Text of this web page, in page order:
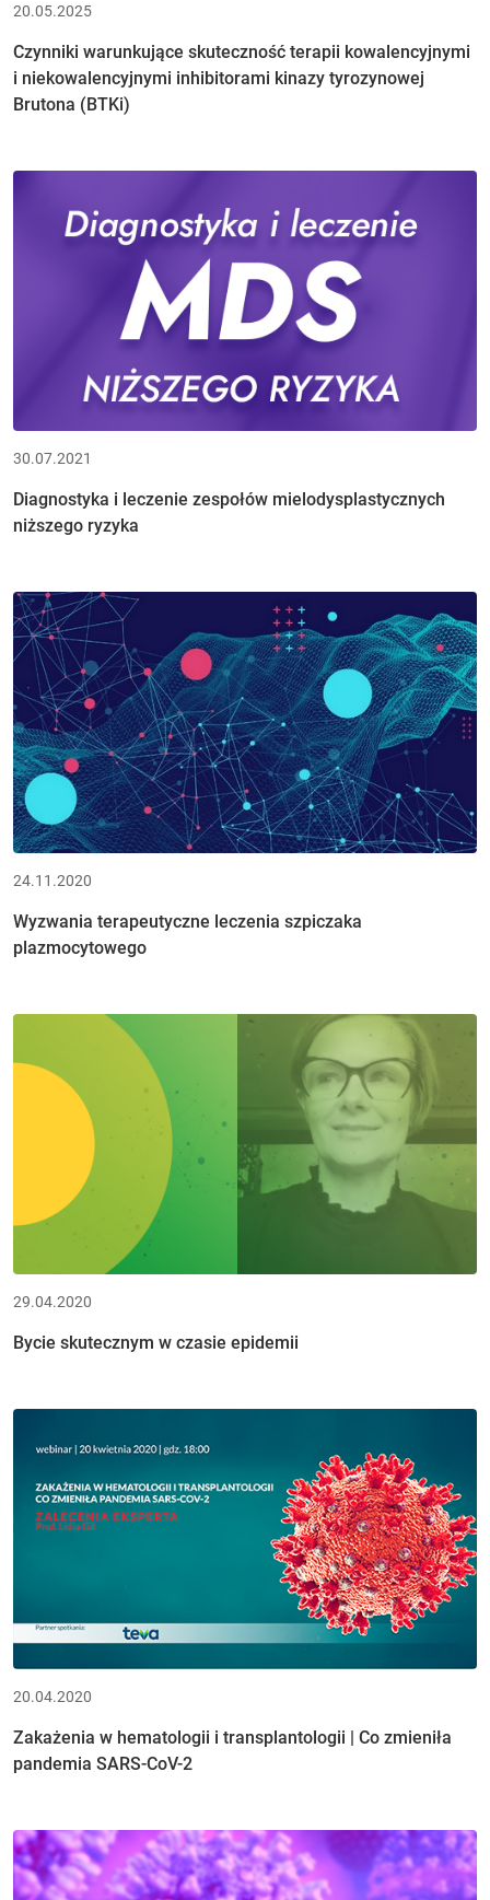
20.05.2025
Czynniki warunkujące skuteczność terapii kowalencyjnymi
i niekowalencyjnymi inhibitorami kinazy tyrozynowej
Brutona (BTKi)
30.07.2021
Diagnostyka i leczenie zespołów mielodysplastycznych
niższego ryzyka
24.11.2020
Wyzwania terapeutyczne leczenia szpiczaka
plazmocytowego
29.04.2020
Bycie skutecznym w czasie epidemii
20.04.2020
Zakażenia w hematologii i transplantologii | Co zmieniła
pandemia SARS-CoV-2